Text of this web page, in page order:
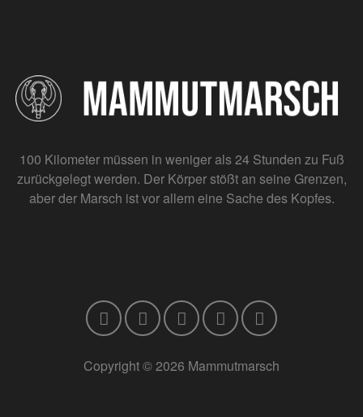
100 Kilometer müssen in weniger als 24 Stunden zu Fuß
zurückgelegt werden. Der Körper stößt an seine Grenzen,
aber der Marsch ist vor allem eine Sache des Kopfes.
Copyright © 2026 Mammutmarsch